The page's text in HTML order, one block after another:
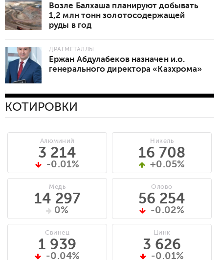
Возле Балхаша планируют добывать
1,2 млн тонн золотосодержащей
руды в год
ДРАГМЕТАЛЛЫ
Ержан Абдулабеков назначен и.о.
генерального директора «Казхрома»
КОТИРОВКИ
Алюминий
3 214
-0.01%
Медь
14 297
0%
Свинец
1 939
-0.04%
Никель
16 708
+0.05%
Олово
56 254
-0.02%
Цинк
3 626
-0.01%